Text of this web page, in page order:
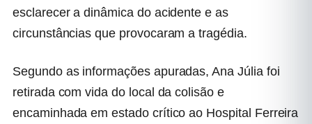
esclarecer a dinâmica do acidente e as
circunstâncias que provocaram a tragédia.
Segundo as informações apuradas, Ana Júlia foi
retirada com vida do local da colisão e
encaminhada em estado crítico ao Hospital Ferreira